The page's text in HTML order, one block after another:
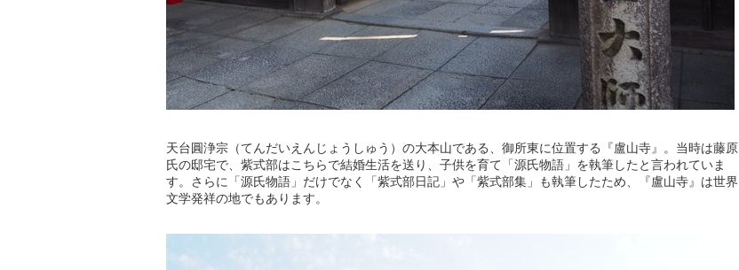
天台圓浄宗（てんだいえんじょうしゅう）の大本山である、御所東に位置する『盧山寺』。当時は藤原
氏の邸宅で、紫式部はこちらで結婚生活を送り、子供を育て「源氏物語」を執筆したと言われていま
す。さらに「源氏物語」だけでなく「紫式部日記」や「紫式部集」も執筆したため、『盧山寺』は世界
文学発祥の地でもあります。